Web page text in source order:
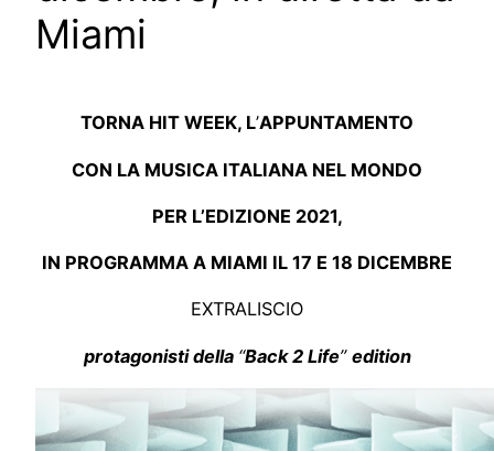
Miami
TORNA HIT WEEK, L’APPUNTAMENTO
CON LA MUSICA ITALIANA NEL MONDO
PER L’EDIZIONE 2021,
IN PROGRAMMA A MIAMI IL 17 E 18 DICEMBRE
EXTRALISCIO
protagonisti della “Back 2 Life” edition